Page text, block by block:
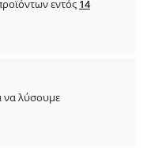
εντός 14
να λύσουμε